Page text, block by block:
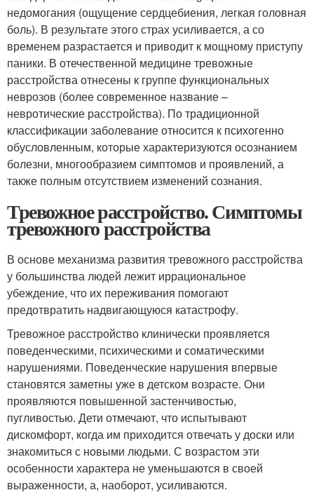
недомогания (ощущение сердцебиения, легкая головная
боль). В результате этого страх усиливается, а со
временем разрастается и приводит к мощному приступу
паники. В отечественной медицине тревожные
расстройства отнесены к группе функциональных
неврозов (более современное название –
невротические расстройства). По традиционной
классификации заболевание относится к психогенно
обусловленным, которые характеризуются осознанием
болезни, многообразием симптомов и проявлений, а
также полным отсутствием изменений сознания.
Тревожное расстройство. Симптомы
тревожного расстройства
В основе механизма развития тревожного расстройства
у большинства людей лежит иррациональное
убеждение, что их переживания помогают
предотвратить надвигающуюся катастрофу.
Тревожное расстройство клинически проявляется
поведенческими, психическими и соматическими
нарушениями. Поведенческие нарушения впервые
становятся заметны уже в детском возрасте. Они
проявляются повышенной застенчивостью,
пугливостью. Дети отмечают, что испытывают
дискомфорт, когда им приходится отвечать у доски или
знакомиться с новыми людьми. С возрастом эти
особенности характера не уменьшаются в своей
выраженности, а, наоборот, усиливаются.